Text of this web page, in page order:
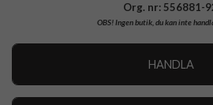
Org. nr: 556881-
OBS!Ingen butik, du kan inte
HANDLA